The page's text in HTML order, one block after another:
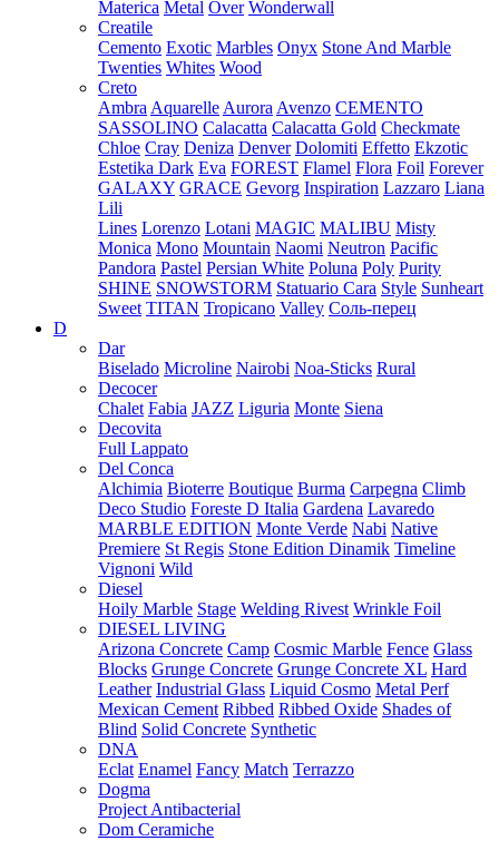
Materica Metal Over Wonderwall
Creatile
Cemento Exotic Marbles Onyx Stone And Marble
Twenties Whites Wood
Creto
Ambra Aquarelle Aurora Avenzo CEMENTO
SASSOLINO Calacatta Calacatta Gold Checkmate
Chloe Cray Deniza Denver Dolomiti Effetto Ekzotic
Estetika Dark Eva FOREST Flamel Flora Foil Forever
GALAXY GRACE Gevorg Inspiration Lazzaro Liana
Lili
Lines Lorenzo Lotani MAGIC MALIBU Misty
Monica Mono Mountain Naomi Neutron Pacific
Pandora Pastel Persian White Poluna Poly Purity
SHINE SNOWSTORM Statuario Cara Style Sunheart
Sweet TITAN Tropicano Valley Соль-перец
D
Dar
Biselado Microline Nairobi Noa-Sticks Rural
Decocer
Chalet Fabia JAZZ Liguria Monte Siena
Decovita
Full Lappato
Del Conca
Alchimia Bioterre Boutique Burma Carpegna Climb
Deco Studio Foreste D Italia Gardena Lavaredo
MARBLE EDITION Monte Verde Nabi Native
Premiere St Regis Stone Edition Dinamik Timeline
Vignoni Wild
Diesel
Hoily Marble Stage Welding Rivest Wrinkle Foil
DIESEL LIVING
Arizona Concrete Camp Cosmic Marble Fence Glass
Blocks Grunge Concrete Grunge Concrete XL Hard
Leather Industrial Glass Liquid Cosmo Metal Perf
Mexican Cement Ribbed Ribbed Oxide Shades of
Blind Solid Concrete Synthetic
DNA
Eclat Enamel Fancy Match Terrazzo
Dogma
Project Antibacterial
Dom Ceramiche